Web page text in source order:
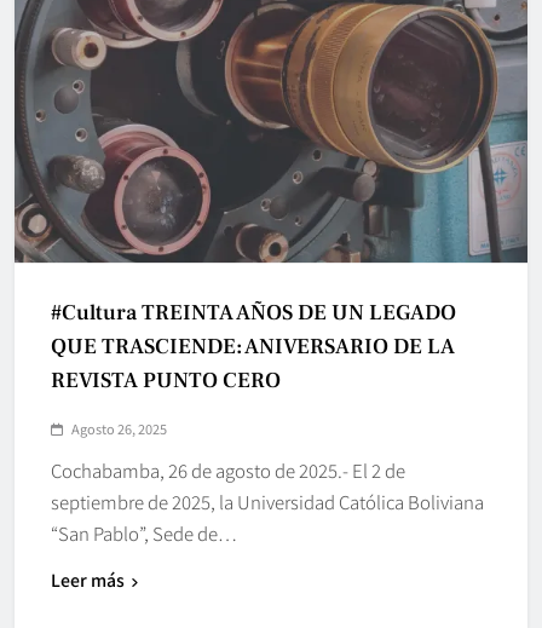
#Cultura TREINTA AÑOS DE UN LEGADO
QUE TRASCIENDE: ANIVERSARIO DE LA
REVISTA PUNTO CERO
Agosto 26, 2025
Cochabamba, 26 de agosto de 2025.- El 2 de
septiembre de 2025, la Universidad Católica Boliviana
“San Pablo”, Sede de…
Leer más